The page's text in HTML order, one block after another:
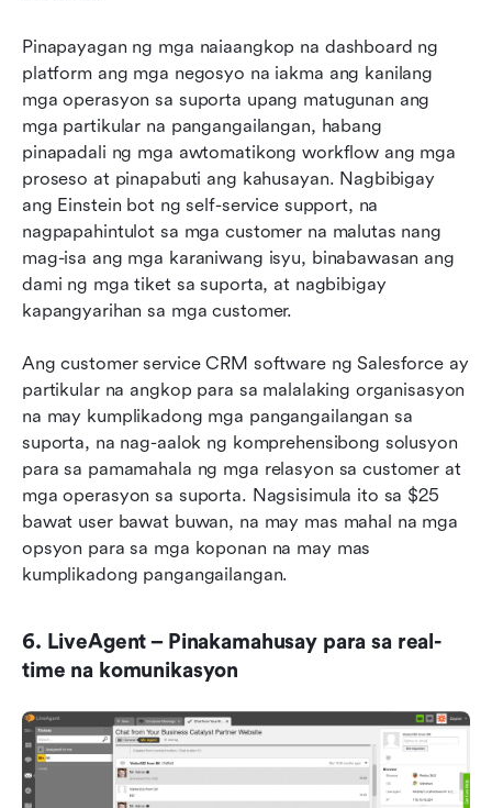
Pinapayagan ng mga naiaangkop na dashboard ng
platform ang mga negosyo na iakma ang kanilang
mga operasyon sa suporta upang matugunan ang
mga partikular na pangangailangan, habang
pinapadali ng mga awtomatikong workflow ang mga
proseso at pinapabuti ang kahusayan. Nagbibigay
ang Einstein bot ng self-service support, na
nagpapahintulot sa mga customer na malutas nang
mag-isa ang mga karaniwang isyu, binabawasan ang
dami ng mga tiket sa suporta, at nagbibigay
kapangyarihan sa mga customer.
Ang customer service CRM software ng Salesforce ay
partikular na angkop para sa malalaking organisasyon
na may kumplikadong mga pangangailangan sa
suporta, na nag-aalok ng komprehensibong solusyon
para sa pamamahala ng mga relasyon sa customer at
mga operasyon sa suporta. Nagsisimula ito sa $25
bawat user bawat buwan, na may mas mahal na mga
opsyon para sa mga koponan na may mas
kumplikadong pangangailangan.
6. LiveAgent – Pinakamahusay para sa real-
time na komunikasyon